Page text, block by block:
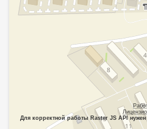
Для корректной работы Raster JS API